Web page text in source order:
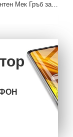
Луменисцентен Мек Гръб за Samsung Galaxy S21 FE